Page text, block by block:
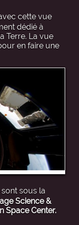
cette vue
dédié à
Terre. La vue
en faire une
sous la
Science &
Space Center.